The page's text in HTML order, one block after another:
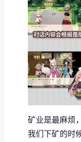
矿业是最麻烦
我们下矿的时